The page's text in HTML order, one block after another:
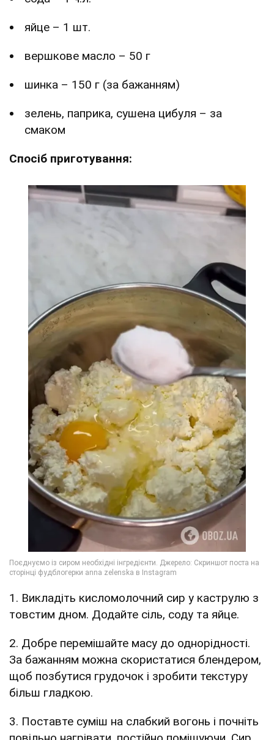
яйце – 1 шт.
вершкове масло – 50 г
шинка – 150 г (за бажанням)
зелень, паприка, сушена цибуля – за
смаком
Спосіб приготування:
1. Викладіть кисломолочний сир у каструлю з
товстим дном. Додайте сіль, соду та яйце.
2. Добре перемішайте масу до однорідності.
За бажанням можна скористатися блендером,
щоб позбутися грудочок і зробити текстуру
більш гладкою.
3. Поставте суміш на слабкий вогонь і почніть